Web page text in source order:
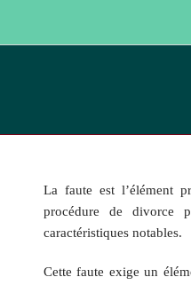
La faute est l’élément
procédure de divorce
caractéristiques notables.
Cette faute exige un